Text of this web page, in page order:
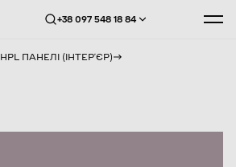
+38 097 548 18 84
HPL ПАНЕЛІ (ІНТЕРʼЄР)